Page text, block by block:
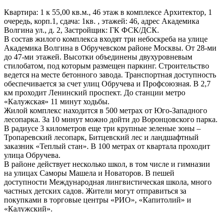
Квартира: 1 к 55,00 кв.м., 46 этаж в комплексе Архитектор, 1
очередь, корп.1, сдача: 1кв. , этажей: 46, адрес Академика
Волгина ул., д. 2, Застройщик: ГК ФСК/ДСК.
В состав жилого комплекса входят три небоскреба на улице
Академика Волгина в Обручевском районе Москвы. От 28-ми
до 47-ми этажей. Высотки объединены двухуровневым
стилобатом, под которым размещен паркинг. Строительство
ведется на месте бетонного завода. Транспортная доступность
обеспечивается за счет улиц Обручева и Профсоюзная. В 2,7
км проходит Ленинский проспект. До станции метро
«Калужская» 11 минут ходьбы.
Жилой комплекс находится в 500 метрах от Юго-Западного
лесопарка. За 10 минут можно дойти до Воронцовского парка.
В радиусе 3 километров еще три крупные зеленые зоны ‒
Тропаревский лесопарк, Битцевский лес и ландшафтный
заказник «Теплый стан». В 100 метрах от квартала проходит
улица Обручева.
В районе действует несколько школ, в том числе и гимназии
на улицах Саморы Машела и Новаторов. В пешей
доступности Международная лингвистическая школа, много
частных детских садов. Жители могут отправиться за
покупками в торговые центры «РИО», «Капитолий» и
«Калужский».